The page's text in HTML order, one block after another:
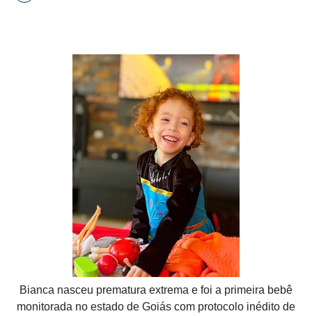
Bianca nasceu prematura extrema e foi a primeira bebê
monitorada no estado de Goiás com protocolo inédito de